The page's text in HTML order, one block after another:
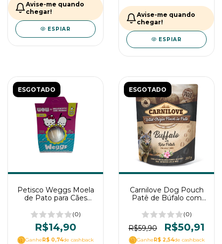
Avise-me quando
chegar!
ESPIAR
Avise-me quando
chegar!
ESPIAR
ESGOTADO
Petisco Weggs Moela
de Pato para Cães
(0)
R$14,90
GanheR$ 0,74de cashback
ESGOTADO
Carnilove Dog Pouch
Patê de Búfalo com
(0)
R$59,90 R$50,91
GanheR$ 2,54de cashback